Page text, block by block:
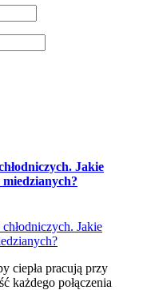
Jakie
ciepła pracują przy
każdego połączenia